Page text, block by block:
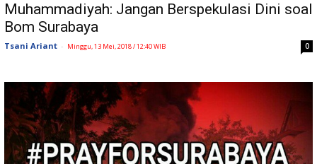
Muhammadiyah: Jangan Berspekulasi Dini soal
Bom Surabaya
Tsani Ariant - Minggu, 13 Mei, 2018 / 12:40 WIB 0